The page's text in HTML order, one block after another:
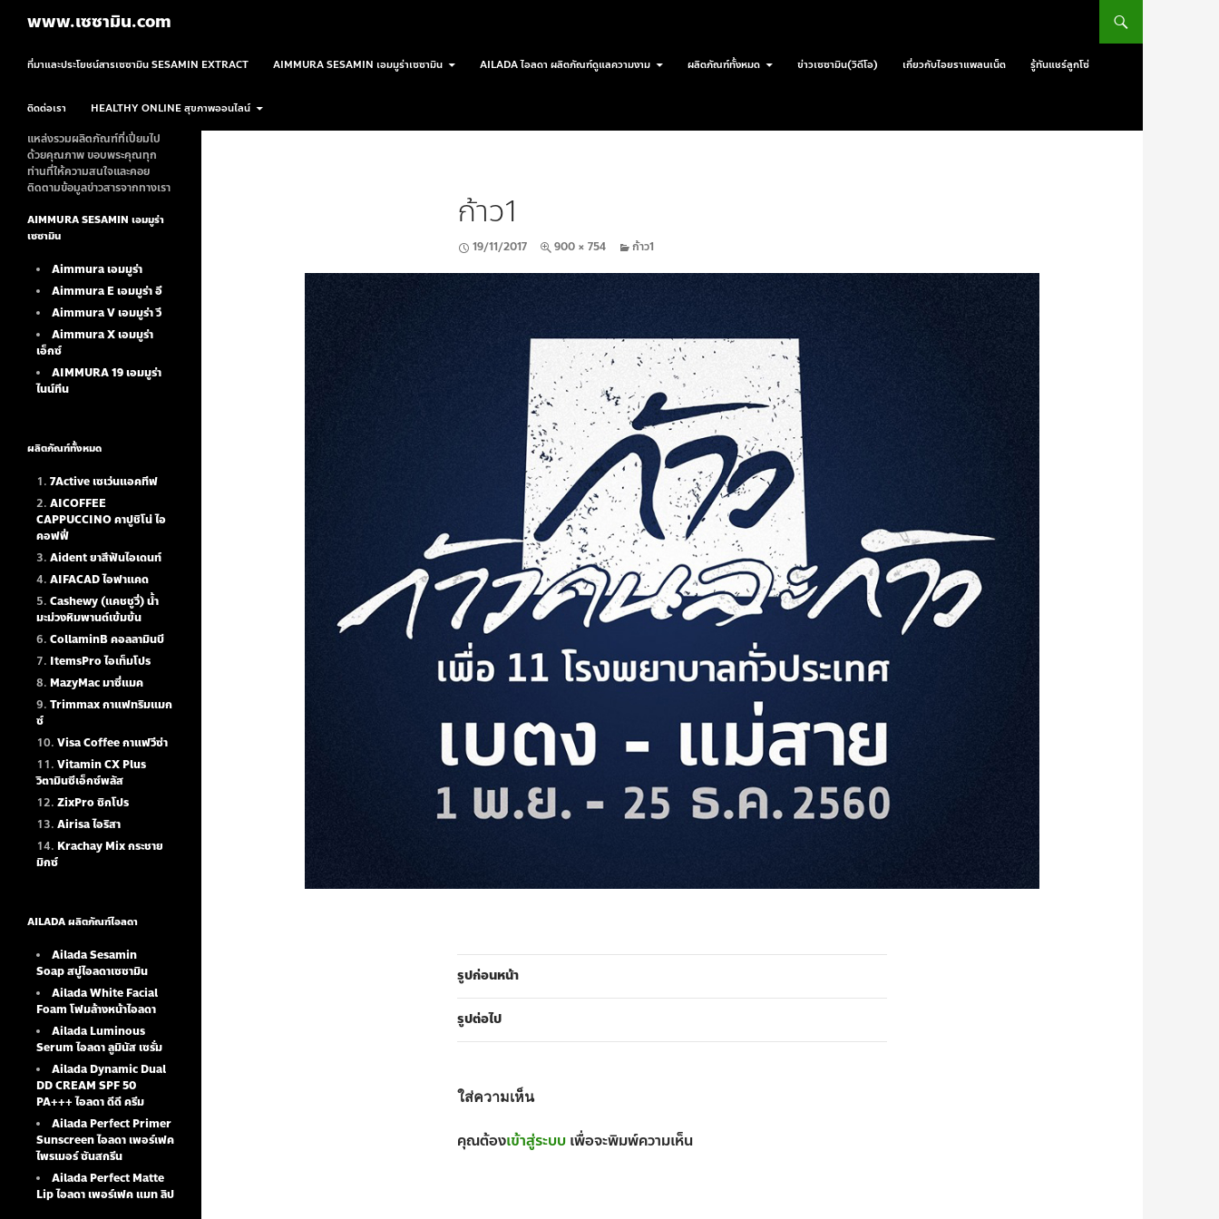
www.เซซามิน.com
ที่มาและประโยชน์สารเซซามิน SESAMIN EXTRACT
AIMMURA SESAMIN เอมมูร่าเซซามิน AILADA ไอลดา ผลิตภัณฑ์ดูแลความงาม ผลิตภัณฑ์ทั้งหมด ข่าวเซซามิน(วิดีโอ) เกี่ยวกับไอยราแพลนเน็ต รู้ทันแชร์ลูกโซ่
ติดต่อเรา HEALTHY ONLINE สุขภาพออนไลน์
ก้าว1
19/11/2017 900 × 754 ก้าว1
รูปก่อนหน้า
รูปต่อไป
ใส่ความเห็น
คุณต้องเข้าสู่ระบบ เพื่อจะพิมพ์ความเห็น
แหล่งรวมผลิตภัณฑ์ที่เปี่ยมไป
ด้วยคุณภาพ ขอบพระคุณทุก
ท่านที่ให้ความสนใจและคอย
ติดตามข้อมูลข่าวสารจากทางเรา
AIMMURA SESAMIN เอมมูร่า
เซซามิน
Aimmura เอมมูร่า
Aimmura E เอมมูร่า อี
Aimmura V เอมมูร่า วี
Aimmura X เอมมูร่า
เอ็กซ์
AIMMURA 19เอมมูร่า
ไนน์ทีน
ผลิตภัณฑ์ทั้งหมด
7Active เซเว่นแอคทีฟ
AICOFFEE
CAPPUCCINO คาปูชิโน่ ไอ
คอฟฟี่
Aident ยาสีฟันไอเดนท์
AIFACAD ไอฟาแคด
Cashewy (แคชชูวี่) น้ำ
มะม่วงหิมพานต์เข้มข้น
CollaminB คอลลามินบี
ItemsPro ไอเท็มโปร
MazyMac มาซี่แมค
Trimmax กาแฟทริมแมก
ซ์
Visa Coffee กาแฟวีซ่า
Vitamin CX Plus
วิตามินซีเอ็กซ์พลัส
ZixPro ซิกโปร
Airisa ไอริสา
Krachay Mix กระชาย
มิกซ์
AILADA ผลิตภัณฑ์ไอลดา
Ailada Sesamin
Soapสบู่ไอลดาเซซามิน
Ailada White Facial
Foamโฟมล้างหน้าไอลดา
Ailada Luminous
Serumไอลดา ลูมินัส เซรั่ม
Ailada Dynamic Dual
DD CREAM SPF 50
PA+++ ไอลดา ดีดี ครีม
Ailada Perfect Primer
Sunscreen ไอลดา เพอร์เฟค
ไพรเมอร์ ซันสกรีน
Ailada Perfect Matte
Lip ไอลดา เพอร์เฟค แมท ลิป